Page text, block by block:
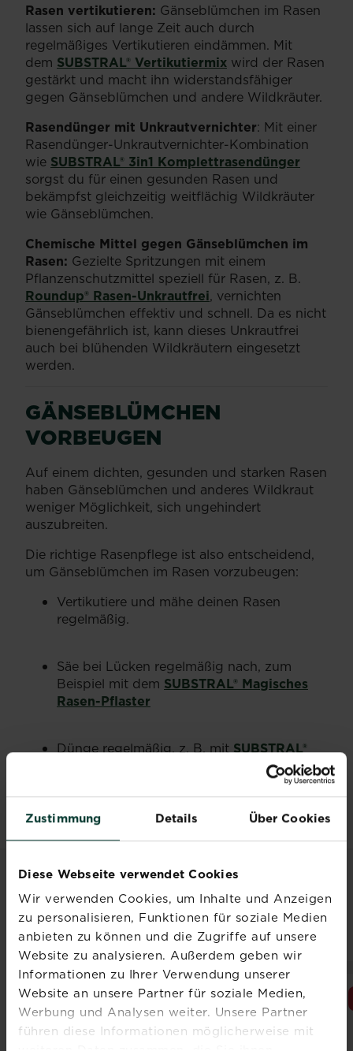
Zustimmung Details Über Cookies
Diese Webseite verwendet Cookies
Wir verwenden Cookies, um Inhalte und Anzeigen
zu personalisieren, Funktionen für soziale Medien
anbieten zu können und die Zugriffe auf unsere
Website zu analysieren. Außerdem geben wir
Informationen zu Ihrer Verwendung unserer
Website an unsere Partner für soziale Medien,
Werbung und Analysen weiter. Unsere Partner
führen diese Informationen möglicherweise mit
Rasen vertikutieren: Gänseblümchen im Rasen
lassen sich auf lange Zeit auch durch
regelmäßiges Vertikutieren eindämmen. Mit
dem SUBSTRAL® Vertikutiermix wird der Rasen
gestärkt und macht ihn widerstandsfähiger
gegen Gänseblümchen und andere Wildkräuter.
Rasendünger mit Unkrautvernichter: Mit einer
Rasendünger-Unkrautvernichter-Kombination
wie SUBSTRAL® 3in1 Komplettrasendünger
sorgst du für einen gesunden Rasen und
bekämpfst gleichzeitig weitflächig Wildkräuter
wie Gänseblümchen.
Chemische Mittel gegen Gänseblümchen im
Rasen: Gezielte Spritzungen mit einem
Pflanzenschutzmittel speziell für Rasen, z. B.
Roundup® Rasen-Unkrautfrei, vernichten
Gänseblümchen effektiv und schnell. Da es nicht
bienengefährlich ist, kann dieses Unkrautfrei
auch bei blühenden Wildkräutern eingesetzt
werden.
GÄNSEBLÜMCHEN
VORBEUGEN
Auf einem dichten, gesunden und starken Rasen
haben Gänseblümchen und anderes Wildkraut
weniger Möglichkeit, sich ungehindert
auszubreiten.
Die richtige Rasenpflege ist also entscheidend,
um Gänseblümchen im Rasen vorzubeugen:
Vertikutiere und mähe deinen Rasen
regelmäßig.
Säe bei Lücken regelmäßig nach, zum
Beispiel mit dem SUBSTRAL® Magisches
Rasen-Pflaster
Dünge regelmäßig, z. B. mitSUBSTRAL®
Naturen® 6 in 1 Komplett-Rasendünger
SUBSTRAL® Naturen® Rasendünger
Bio, um deinen Rasen zu stärken.
VERWANDTE
PRODUKTE